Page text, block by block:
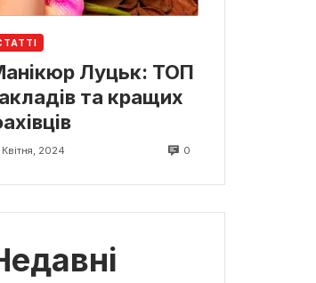
Луцьк: ТОП
та кращих
Квітня, 2024 0